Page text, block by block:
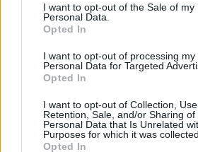
I want to opt-out of the Sale of my
Personal Data.
Opted In
I want to opt-out of processing my
Personal Data for Targeted
Opted In
I want to opt-out of Collection, Use,
Retention, Sale, and/or Sharing of
Personal Data that Is Unrelated
Purposes for which it was collected.
Opted In
στην κεντρική τράπεζα έως τις